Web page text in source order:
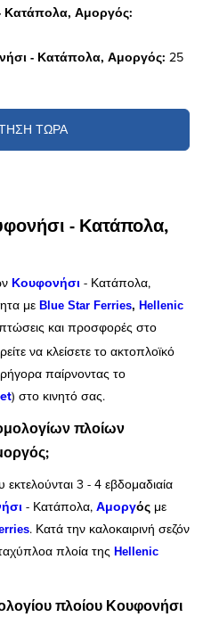
Κατάπολα, Αμοργός:
- Κατάπολα, Αμοργός: 25
ΤΩΡΑ
- Κατάπολα,
Κουφονήσι - Κατάπολα,
με Blue Star Ferries, Hellenic
και προσφορές στο
να κλείσετε το ακτοπλοϊκό
παίρνοντας το
) στο κινητό σας.
πλοίων
3 - 4 εβδομαδιαία
- Κατάπολα, Αμοργός με
. Κατά την καλοκαιρινή σεζόν
πλοία της Hellenic
πλοίου Κουφονήσι